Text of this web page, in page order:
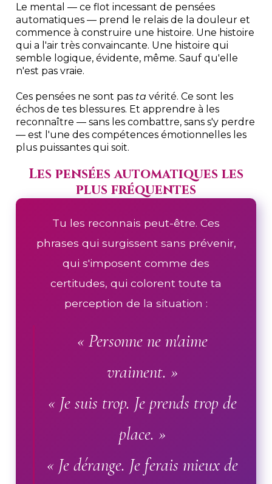
Le mental — ce flot incessant de pensées
automatiques — prend le relais de la douleur et
commence à construire une histoire. Une histoire
qui a l'air très convaincante. Une histoire qui
semble logique, évidente, même. Sauf qu'elle
n'est pas vraie.
Ces pensées ne sont pas ta vérité. Ce sont les
échos de tes blessures. Et apprendre à les
reconnaître — sans les combattre, sans s'y perdre
— est l'une des compétences émotionnelles les
plus puissantes qui soit.
Les pensées automatiques les
plus fréquentes
Tu les reconnais peut-être. Ces
phrases qui surgissent sans prévenir,
qui s'imposent comme des
certitudes, qui colorent toute ta
perception de la situation :
« Personne ne m'aime
vraiment. »
« Je suis trop. Je prends trop de
place. »
« Je dérange. Je ferais mieux de